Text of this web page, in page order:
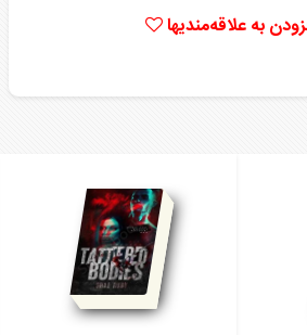
به علاقه‌مندیها